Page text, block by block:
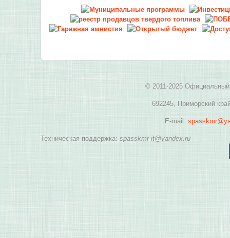
© 2011-2025 Официальный
692245, Приморский
E-mail:
Техническая поддержка: spasskmr-it@yandex.ru